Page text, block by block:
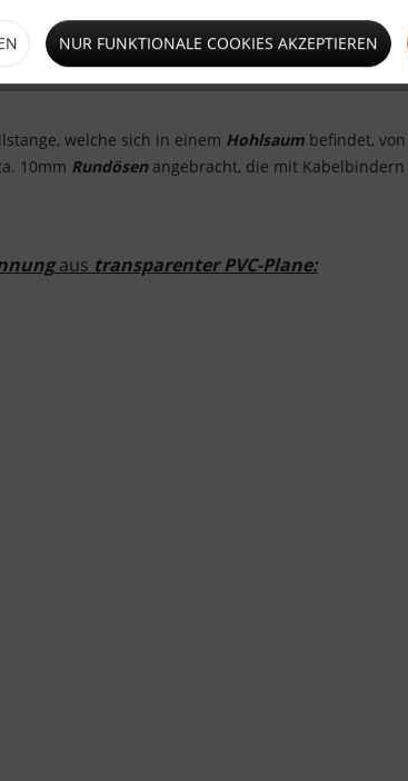
bietet die optimale Lösung, um einen
Regalen kontrolliert zum Begehen freigegeben
welche sich in einem Hohlsaum befindet,
10mm Rundösenangebracht, die mit
aus transparenter PVC-Plane:
NUR FUNKTIONALE COOKIES AKZEPTIEREN